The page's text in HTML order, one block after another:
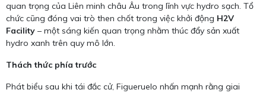
quan trọng của Liên minh châu Âu trong lĩnh vực hydro sạch. Tổ
chức cũng đóng vai trò then chốt trong việc khởi động H2V
Facility – một sáng kiến quan trọng nhằm thúc đẩy sản xuất
hydro xanh trên quy mô lớn.
Thách thức phía trước
Phát biểu sau khi tái đắc cử, Figueruelo nhấn mạnh rằng giai